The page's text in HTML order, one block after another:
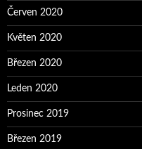
Červen 2020
Květen 2020
Březen 2020
Leden 2020
Prosinec 2019
Březen 2019